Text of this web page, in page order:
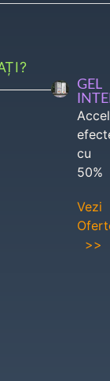
GEL
cu
50%
Vezi
>>